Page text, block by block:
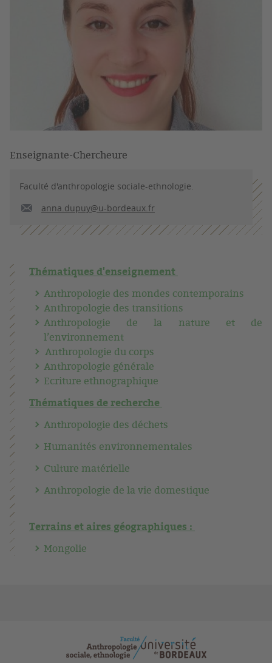
Enseignante-Chercheure
Faculté d'anthropologie sociale-ethnologie.
anna.dupuy@u-bordeaux.fr
Thématiques d'enseignement
Anthropologie des mondes contemporains
Anthropologie des transitions
Anthropologie de la nature et de
l’environnement
Anthropologie du corps
Anthropologie générale
Ecriture ethnographique
Thématiques de recherche
Anthropologie des déchets
Humanités environnementales
Culture matérielle
Anthropologie de la vie domestique
Terrains et aires géographiques :
Mongolie